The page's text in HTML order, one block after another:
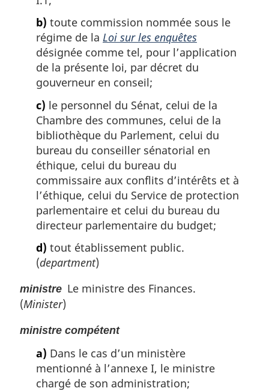
b) toute commission nommée sous le
régime de la Loi sur les enquêtes
désignée comme tel, pour l’application
de la présente loi, par décret du
gouverneur en conseil;
c) le personnel du Sénat, celui de la
Chambre des communes, celui de la
bibliothèque du Parlement, celui du
bureau du conseiller sénatorial en
éthique, celui du bureau du
commissaire aux conflits d’intérêts et à
l’éthique, celui du Service de protection
parlementaire et celui du bureau du
directeur parlementaire du budget;
d) tout établissement public.
(department)
ministre Le ministre des Finances.
(Minister)
ministre compétent
a) Dans le cas d’un ministère
mentionné à l’annexe I, le ministre
chargé de son administration;